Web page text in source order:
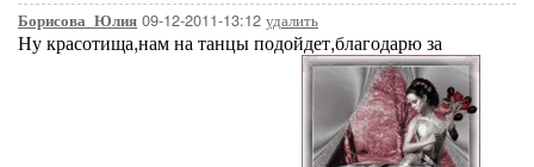
Борисова_Юлия 09-12-2011-13:12 удалить
Ну красотища,нам на танцы подойдет,благодарю за